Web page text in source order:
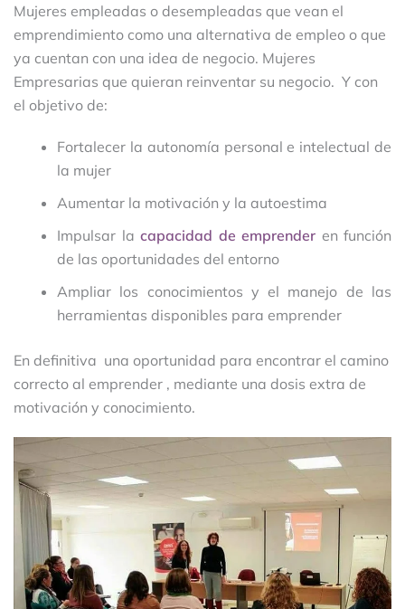
Mujeres empleadas o desempleadas que vean el
emprendimiento como una alternativa de empleo o que
ya cuentan con una idea de negocio. Mujeres
Empresarias que quieran reinventar su negocio. Y con
el objetivo de:
Fortalecer la autonomía personal e intelectual de
la mujer
Aumentar la motivación y la autoestima
Impulsar la capacidad de emprender en función
de las oportunidades del entorno
Ampliar los conocimientos y el manejo de las
herramientas disponibles para emprender
En definitiva una oportunidad para encontrar el camino
correcto al emprender , mediante una dosis extra de
motivación y conocimiento.